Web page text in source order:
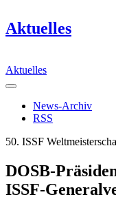
Aktuelles
Aktuelles
News-Archiv
RSS
50. ISSF
DOSB-
ISSF-